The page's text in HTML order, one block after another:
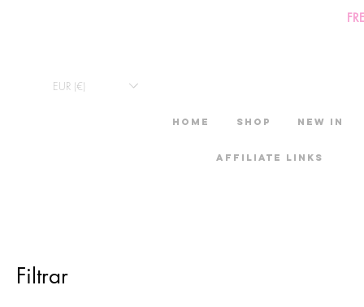
EUR (€)
HOME Shop New in
Affiliate links
Filtrar